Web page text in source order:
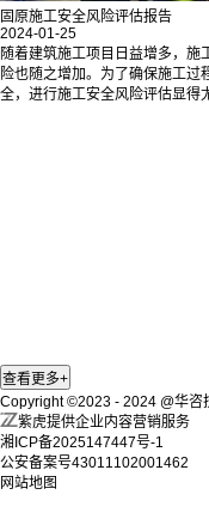
固原施工安全风险评估报告
2024-01-25
随着建筑施工项目日益增多，施
险也随之增加。为了确保施工过
全，进行施工安全风险评估显得
Copyright ©2023 - 2024 @华咨
紫虎提供企业内容营销服务
湘ICP备2025147447号-1
公安备案号43011102001462
网站地图